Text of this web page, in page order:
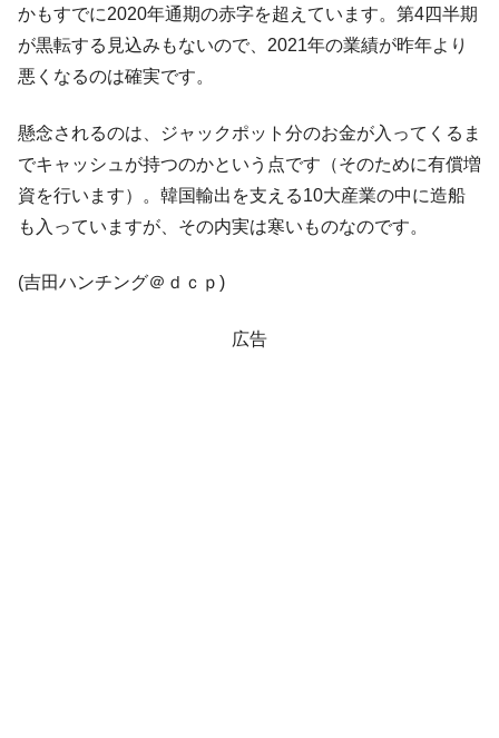
Fact1 セレクトセールの高額取引馬が稼いだ金額とは？
かもすでに2020年通期の赤字を超えています。第4四半期
が黒転する見込みもないので、2021年の業績が昨年より
悪くなるのは確実です。
懸念されるのは、ジャックポット分のお金が入ってくるま
でキャッシュが持つのかという点です（そのために有償増
資を行います）。韓国輸出を支える10大産業の中に造船
も入っていますが、その内実は寒いものなのです。
(吉田ハンチング＠ｄｃｐ)
広告